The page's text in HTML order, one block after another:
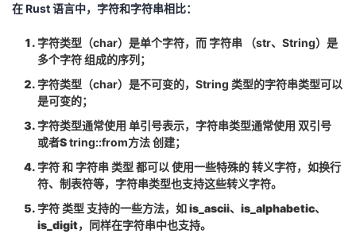
在Rust语言中，字符和字符串相比：
字符类型（char）是单个字符，而 字符串 （str、 String）是
多个字符 组成的序列；
字符类型（char）是不可变的， String 类型的字符串类型可以
是可变的；
字符类型通常使用 单引号表示，字符串类型通常使用 双引号
或者String::from方法创建；
字符和 字符串类型 都可以 使用一些特殊的转义字符，如换行
符、制表符等，字符串类型也支持这些转义字符。
字符类型 支持的一些方法，如 is_ascii、is_alphabetic、
is_digit，同样在字符串中也支持。